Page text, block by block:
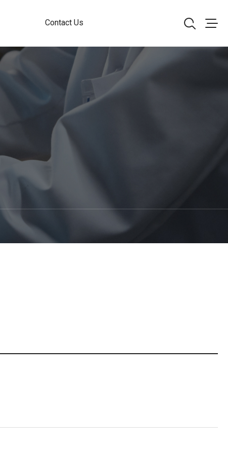
Contact Us